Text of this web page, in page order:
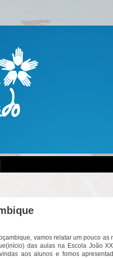
vamos relatar um pouco as
das aulas na Escola João
aos alunos e fomos